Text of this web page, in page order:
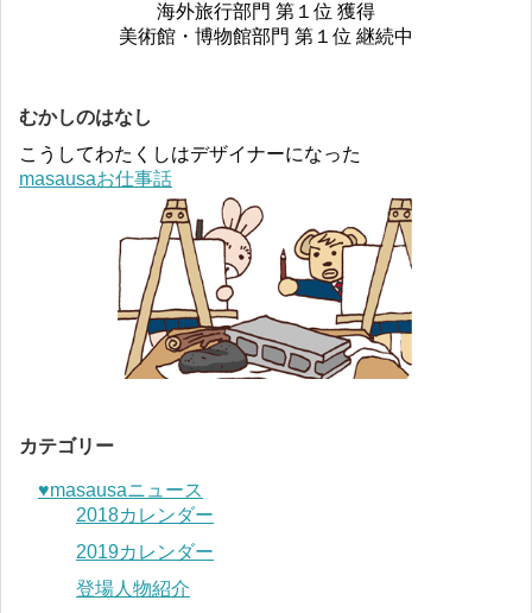
海外旅行部門 第１位 獲得
美術館・博物館部門 第１位 継続中
むかしのはなし
こうしてわたくしはデザイナーになった
masausaお仕事話
カテゴリー
♥︎masausaニュース
2018カレンダー
2019カレンダー
登場人物紹介